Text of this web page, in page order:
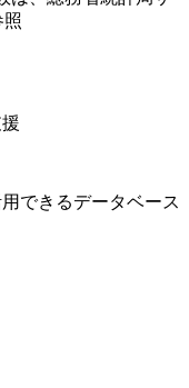
照
できるデータベース